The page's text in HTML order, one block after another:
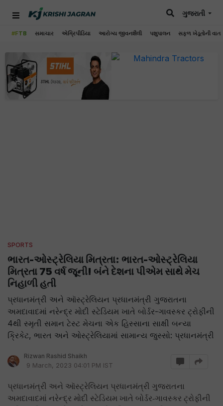
#FTB સમાચાર એગ્રિપીડિયા આરોગ્ય જીવનશૈલી પશુપાલન સફળ ખેડૂતોની વાત
ગુજરાતી
SPORTS
ભારત-ઓસ્ટ્રેલિયા મિત્રતા: ભારત-ઓસ્ટ્રેલિયા
મિત્રતા 75 વર્ષ જૂની! બંને દેશના પીએમ સાથે મેચ
નિહાળી હતી
પ્રધાનમંત્રી અને ઑસ્ટ્રેલિયન પ્રધાનમંત્રી ગુજરાતના
અમદાવાદમાં નરેન્દ્ર મોદી સ્ટેડિયમ ખાતે બોર્ડર-ગાવસ્કર ટ્રોફીની
4થી સ્મૃતી સમાન ટેસ્ટ મેચના એક હિસ્સાના સાક્ષી બન્યા
ક્રિકેટ, ભારત અને ઓસ્ટ્રેલિયામાં સામાન્ય જુસ્સો: પ્રધાનમંત્રી
Rizwan Rashid Shaikh
9 March, 2023 04:01 PM IST
પ્રધાનમંત્રી અને ઑસ્ટ્રેલિયન પ્રધાનમંત્રી ગુજરાતના
અમદાવાદમાં નરેન્દ્ર મોદી સ્ટેડિયમ ખાતે બોર્ડર-ગાવસ્કર ટ્રોફીની